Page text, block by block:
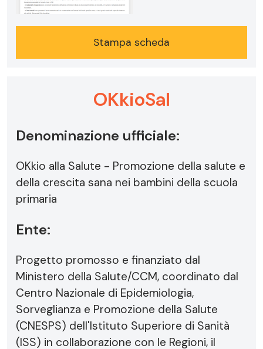
Stampa scheda
OKkioSal
Denominazione ufficiale:
OKkio alla Salute - Promozione della salute e
della crescita sana nei bambini della scuola
primaria
Ente:
Progetto promosso e finanziato dal
Ministero della Salute/CCM, coordinato dal
Centro Nazionale di Epidemiologia,
Sorveglianza e Promozione della Salute
(CNESPS) dell'Istituto Superiore di Sanità
(ISS) in collaborazione con le Regioni, il